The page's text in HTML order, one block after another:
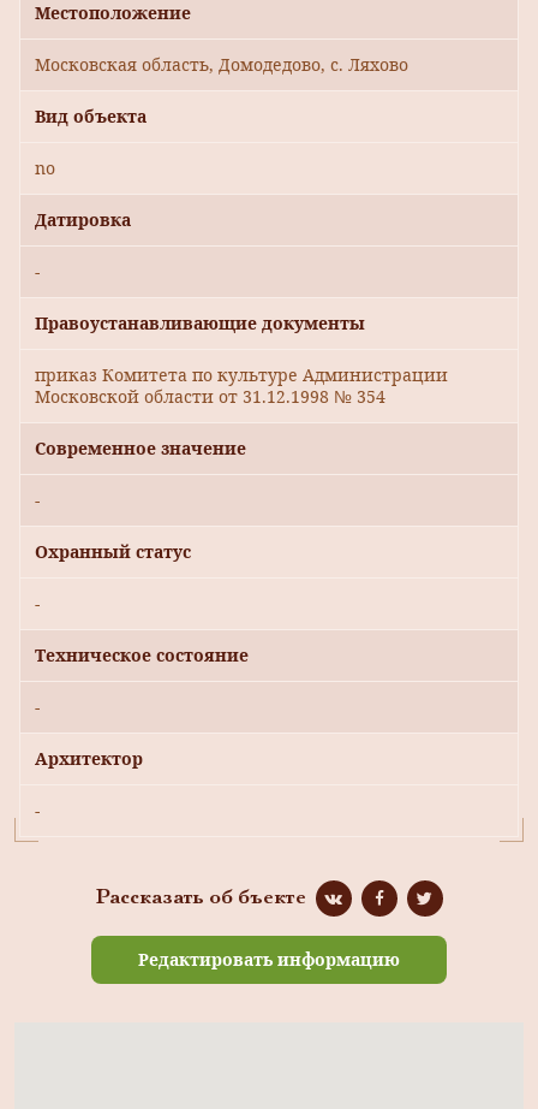
Местоположение
Московская область, Домодедово, с. Ляхово
Вид объекта
no
Датировка
-
Правоустанавливающие документы
приказ Комитета по культуре Администрации
Московской области от 31.12.1998 № 354
Современное значение
-
Охранный статус
-
Техническое состояние
-
Архитектор
-
Рассказать об бъекте
Редактировать информацию